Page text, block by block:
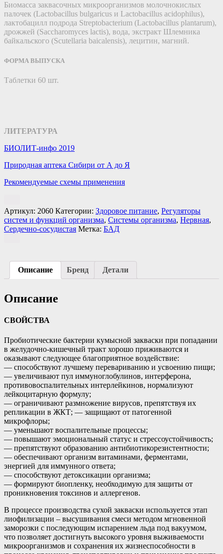
Биомасса заквасочных микроорганизмов молочнокислых
палочек (Lactobacillus bulgaricus и Lactobacillus acidophilus),
лактобацилл подрода Streptobacterium (Lactobacillus plantarum),
дрожжей (Saccharomyces lactis), вода, экстракт Шлемника
байкальского (Scutellaria baicalensis), лецитин, магний.
ФОРМА ВЫПУСКА
Таблетки 60 шт.
ЛИТЕРАТУРА
БИОЛИТ-инфо 2019
Природная аптека Сибири от А до Я
Рекомендуемые схемы применения
Артикул: 2060 Категории: Здоровое питание, Регуляторы
систем и функций организма, Системы организма, Нервная,
Сердечно-сосудистая Метка: БАД
Описание Бренд Детали
Описание
СВОЙСТВА
Пробиотические бактерии кумысной закваски при попадании
в желудочно-кишечный тракт хорошо приживаются и
оказывают следующее благоприятное воздействие:
— способствуют лучшему перевариванию и усвоению пищи;
— увеличивают пул иммуноглобулинов, интерферона,
противовоспалительных интерлейкинов, нормализуют
лейкоцитарную формулу;
— ограничивают размножение вирусов, препятствуя их
репликации в ЖКТ; — защищают от патогенной
микрофлоры;
— уменьшают воспалительные процессы;
— повышают эмоциональный статус и стрессоустойчивость;
— препятствуют образованию антибиотикорезистентности;
— обеспечивают организм витаминами, ферментами,
энергией для иммунного ответа;
— способствуют детоксикации организма;
— формируют биопленку, необходимую для защиты от
проникновения токсинов и аллергенов.
В процессе производства сухой закваски используется этап
лиофилизации – высушивания смеси методом мгновенной
заморозки с последующим испарением льда под вакуумом,
что позволяет достигнуть высокого уровня выживаемости
микроорганизмов и сохранения их жизнеспособности в